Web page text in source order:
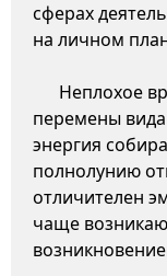
сферах
на личном
Неплохое
перемены
энергия
полнолунию
отличителен
чаще